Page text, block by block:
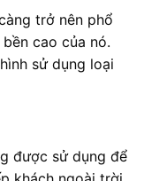
trở nên phổ
cao của nó.
sử dụng loại
được sử dụng để